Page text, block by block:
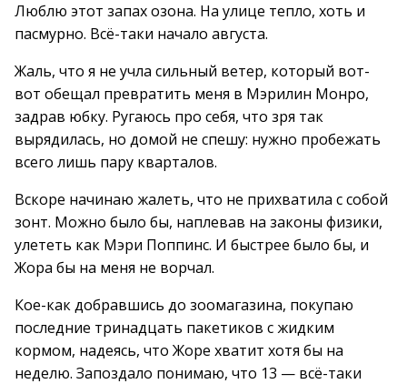
Люблю этот запах озона. На улице тепло, хоть и
пасмурно. Всё-таки начало августа.
Жаль, что я не учла сильный ветер, который вот-
вот обещал превратить меня в Мэрилин Монро,
задрав юбку. Ругаюсь про себя, что зря так
вырядилась, но домой не спешу: нужно пробежать
всего лишь пару кварталов.
Вскоре начинаю жалеть, что не прихватила с собой
зонт. Можно было бы, наплевав на законы физики,
улететь как Мэри Поппинс. И быстрее было бы, и
Жора бы на меня не ворчал.
Кое-как добравшись до зоомагазина, покупаю
последние тринадцать пакетиков с жидким
кормом, надеясь, что Жоре хватит хотя бы на
неделю. Запоздало понимаю, что 13 — всё-таки